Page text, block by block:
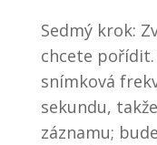
Sedmý krok:
chcete
snímková
sekundu,
záznamu;